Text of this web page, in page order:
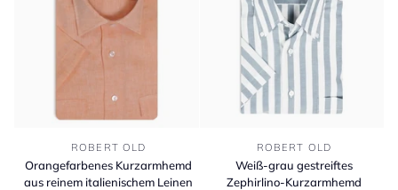
Orangefarbenes
Kurzarmhemd
ROBERT OLD
Orangefarbenes Kurzarmhemd
aus reinem italienischem Leinen
gestreiftes
ROBERT OLD
Weiß-grau gestreiftes
Zephirlino-Kurzarmhemd